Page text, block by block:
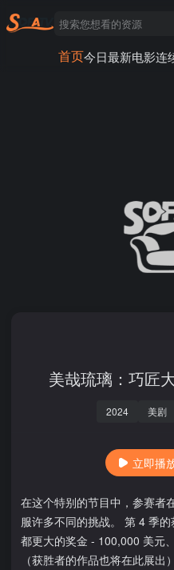
首页今日最新电影连
美哉琉璃：巧匠
2024 美剧
立即播
在这个特别的节目中，参赛者
服许多不同的挑战。 第 4 季
都更大的奖金 - 100,000 美元
（获胜者的作品也将在此展